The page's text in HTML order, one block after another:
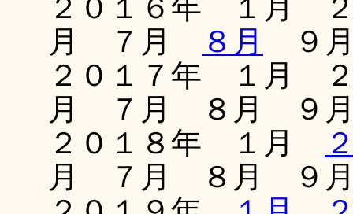
２０１６年 １月
月 ７月
８月
９
２０１７年 １月
月 ７月 ８月 ９
２０１８年 １月
月 ７月 ８月 ９